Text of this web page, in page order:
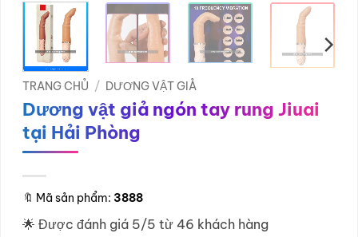
TRANG CHỦ / DƯƠNG VẬT GIẢ
Dương vật giả ngón tay rung Jiuai
tại Hải Phòng
🔖 Mã sản phẩm: 3888
🌟 Được đánh giá 5/5 từ 46 khách hàng